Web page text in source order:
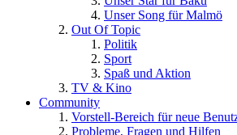
Unser Song für Malmö
Out Of Topic
Politik
Sport
Spaß und Aktion
TV & Kino
Community
Vorstell-Bereich für neue
Probleme, Fragen und Hilfen